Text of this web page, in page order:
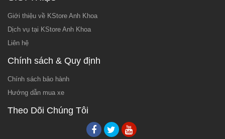
Giới thiệu về KStore Anh Khoa
Dịch vụ tại KStore Anh Khoa
Liên hệ
Chính sách & Quy định
Chính sách bảo hành
Hướng dẫn mua xe
Theo Dõi Chúng Tôi